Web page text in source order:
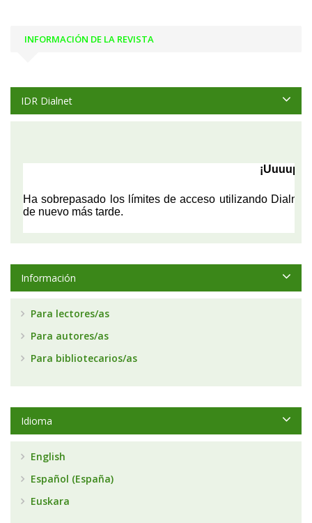
INFORMACIÓN DE LA REVISTA
IDR Dialnet
Información
Para lectores/as
Para autores/as
Para bibliotecarios/as
Idioma
English
Español (España)
Euskara